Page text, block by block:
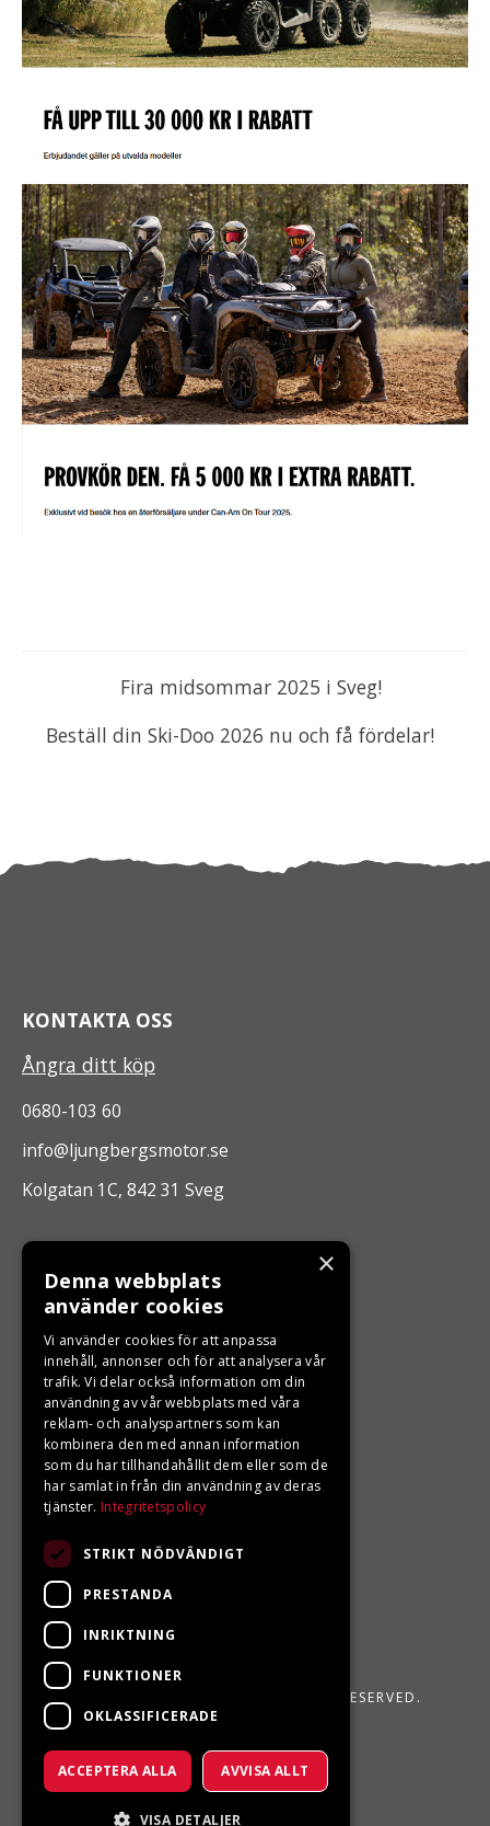
Fira midsommar 2025 i Sveg!
Beställ din Ski-Doo 2026 nu och få fördelar!
KONTAKTA OSS
Ångra ditt köp
0680-103 60
info@ljungbergsmotor.se
Kolgatan 1C, 842 31 Sveg
ÖPPETTIDER
Måndag - Fredag 10.00 -17.00
LJUNGBERGS MOTOR
Din BRP återförsäljare i Sveg!
LJUNGBERGS MOTOR 2026. ALL RIGHTS RESERVED.
POWERED BY EMPORI CMS
×
Denna webbplats
använder cookies
Vi använder cookies för att anpassa
innehåll, annonser och för att analysera vår
trafik. Vi delar också information om din
användning av vår webbplats med våra
reklam- och analyspartners som kan
kombinera den med annan information
som du har tillhandahållit dem eller som de
har samlat in från din användning av deras
tjänster. Integritetspolicy
STRIKT NÖDVÄNDIGT
PRESTANDA
INRIKTNING
FUNKTIONER
OKLASSIFICERADE
ACCEPTERA ALLA AVVISA ALLT
VISA DETALJER